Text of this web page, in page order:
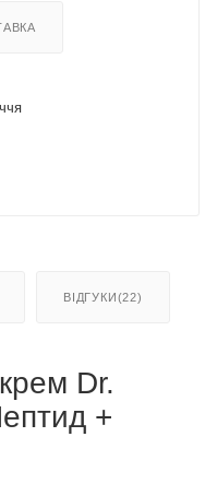
ВІДГУКИ(22)
Dr.
+